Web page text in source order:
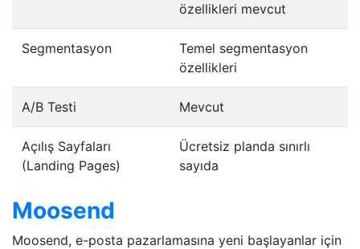
özellikleri mevcut
Segmentasyon
Temel segmentasyon
özellikleri
A/B Testi Mevcut
Açılış Sayfaları
(Landing Pages)
Ücretsiz planda sınırlı
sayıda
Moosend
Moosend, e-posta pazarlamasına yeni başlayanlar için